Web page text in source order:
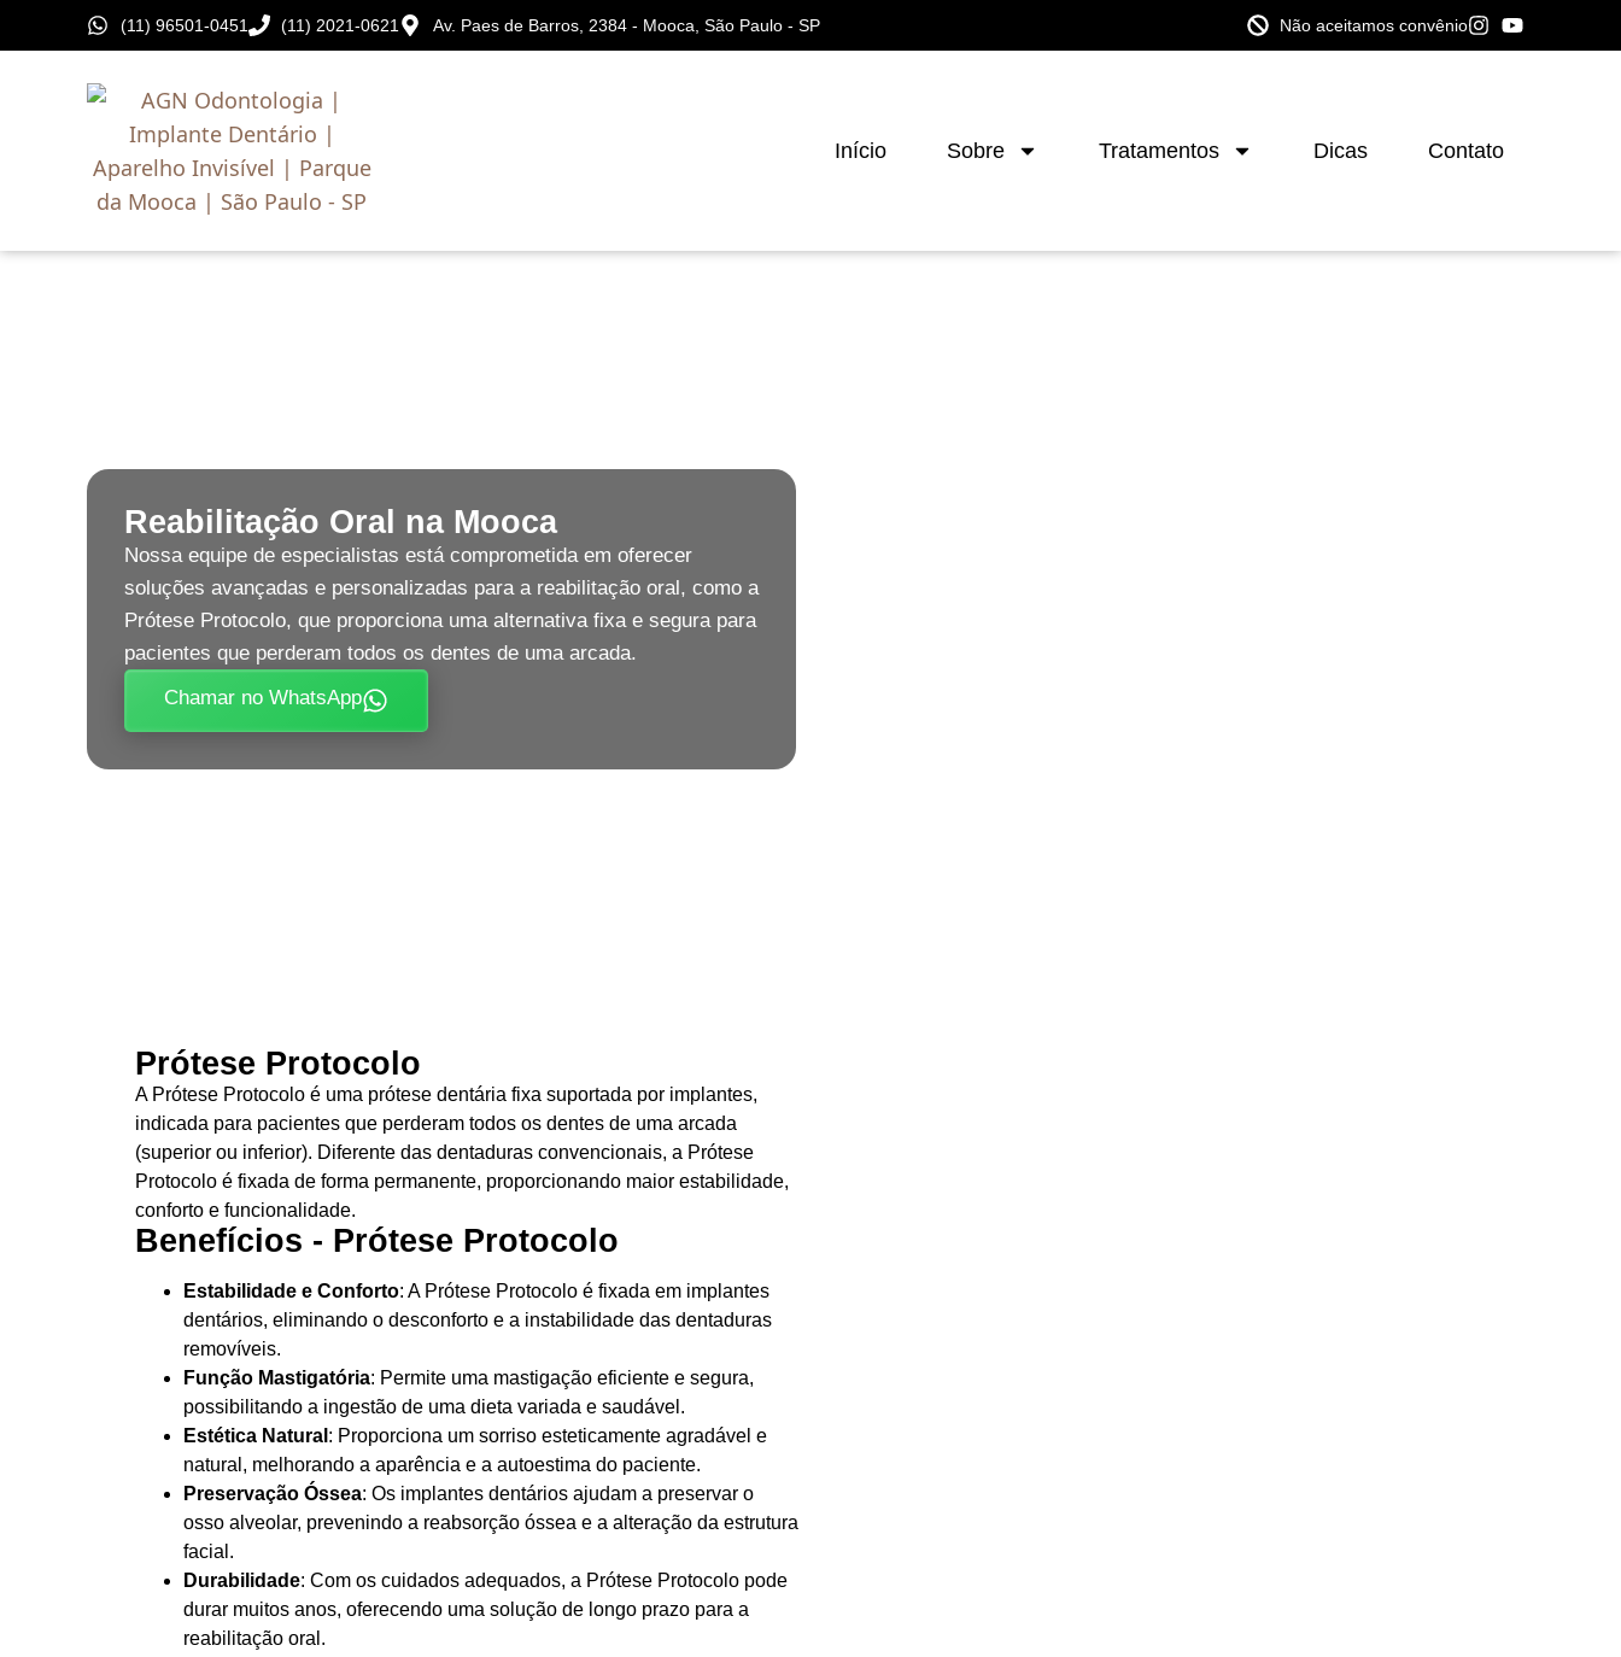
(11) 96501-0451 (11) 2021-0621 Av. Paes de Barros, 2384 - Mooca, São Paulo - SP Não aceitamos convênio
Início Sobre Tratamentos Dicas Contato
Reabilitação Oral na Mooca
Nossa equipe de especialistas está comprometida em oferecer
soluções avançadas e personalizadas para a reabilitação oral, como a
Prótese Protocolo, que proporciona uma alternativa fixa e segura para
pacientes que perderam todos os dentes de uma arcada.
Chamar no WhatsApp
Prótese Protocolo
A Prótese Protocolo é uma prótese dentária fixa suportada por implantes,
indicada para pacientes que perderam todos os dentes de uma arcada
(superior ou inferior). Diferente das dentaduras convencionais, a Prótese
Protocolo é fixada de forma permanente, proporcionando maior estabilidade,
conforto e funcionalidade.
Benefícios - Prótese Protocolo
Estabilidade e Conforto: A Prótese Protocolo é fixada em implantes
dentários, eliminando o desconforto e a instabilidade das dentaduras
removíveis.
Função Mastigatória: Permite uma mastigação eficiente e segura,
possibilitando a ingestão de uma dieta variada e saudável.
Estética Natural : Proporciona um sorriso esteticamente agradável e
natural, melhorando a aparência e a autoestima do paciente.
Preservação Óssea: Os implantes dentários ajudam a preservar o
osso alveolar, prevenindo a reabsorção óssea e a alteração da estrutura
facial.
Durabilidade: Com os cuidados adequados, a Prótese Protocolo pode
durar muitos anos, oferecendo uma solução de longo prazo para a
reabilitação oral.